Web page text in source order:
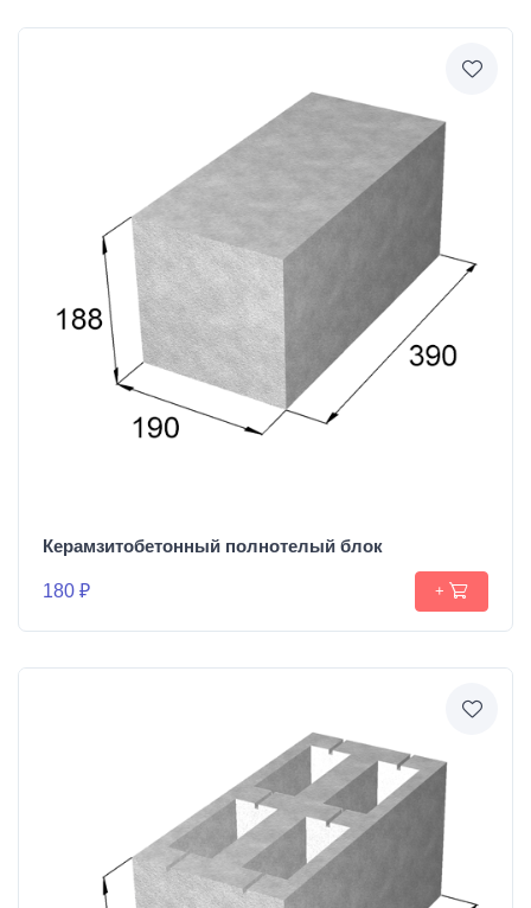
Керамзитобетонный полнотелый блок
180 ₽ +